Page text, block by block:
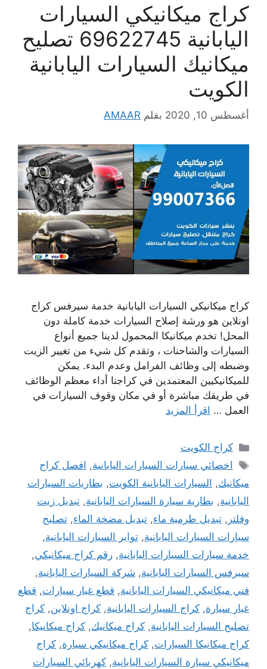
كراج ميكانيكي السيارات
اليابانية 69622745 تصليح
ميكانيك السيارات اليابانية
الكويت
أغسطس 10, 2020 بقلم AMAAR
كراج ميكانيكي السيارات اليابانية خدمة سيرفس كراج
اونلاين هو ورشة إصلاح السيارات خدمة كاملة دون
المحل! تخدم ميكانيكا المحمول لدينا جميع أنواع
السيارات والشاحنات ، وتقدم كل شيء من تغيير الزيت
وضبطه إلى وظائف الفرامل وعدم البدء. يمكن
للميكانيكيين المعتمدين في كراجنا أداء معظم الوظائف
في طريقك مباشرة أو في مكان وقوف السيارات في
العمل … اقرأ المزيد
التصنيفات
كراج الكويت
الوسوم
اخصائي سيارات السيارات اليابانية, افصل كراج
ميكانيك, السيارات اليابانية الكويت, بطاريات السيارات
اليابانية, بطارية سيارة السيارات اليابانية, تبديل زيت
وفلتر , تبديل طرمية ماء, تبديل مضخة الماء, تصليح
سيارات السيارات اليابانية, تواير السيارات اليابانية,
خدمة سيارات السيارات اليابانية, رقم كراج ميكانيكي,
سيرفس السيارات اليابانية, شركة السيارات اليابانية,
فني ميكانيكي السيارات اليابانية, قطع غيار سيارات, قطع
غيار سيارة, كراج السيارات اليابانية, كراج اونلاين, كراج
تصليح السيارات اليابانية, كراج ميكانيك, كراج ميكانيكا,
كراج ميكانيكا السيارات, كراج ميكانيكي سيارة, كراج
ميكانيكي سيارة السيارات اليابانية, كهربائي السيارات